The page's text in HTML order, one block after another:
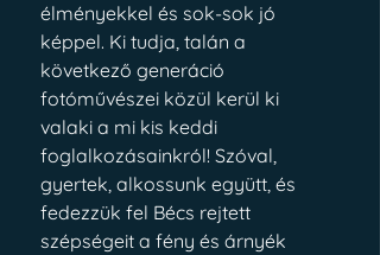
élményekkel és sok-sok jó
képpel. Ki tudja, talán a
következő generáció
fotóművészei közül kerül ki
valaki a mi kis keddi
foglalkozásainkról! Szóval,
gyertek, alkossunk együtt, és
fedezzük fel Bécs rejtett
szépségeit a fény és árnyék